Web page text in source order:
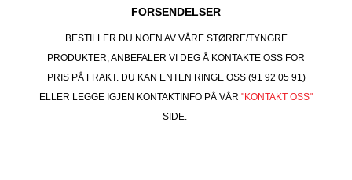
FORSENDELSER
BESTILLER DU NOEN AV VÅRE STØRRE/TYNGRE
PRODUKTER, ANBEFALER VI DEG Å KONTAKTE OSS FOR
PRIS PÅ FRAKT. DU KAN ENTEN RINGE OSS (91 92 05 91)
ELLER LEGGE IGJEN KONTAKTINFO PÅ VÅR "KONTAKT OSS"
SIDE.